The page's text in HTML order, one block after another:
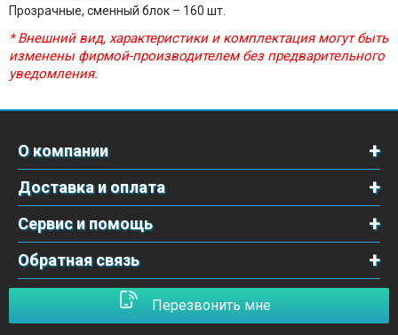
Прозрачные, сменный блок – 160 шт.
* Внешний вид, характеристики и комплектация могут быть
изменены фирмой-производителем без предварительного
уведомления.
О компании
Доставка и оплата
Сервис и помощь
Обратная связь
Перезвонить мне